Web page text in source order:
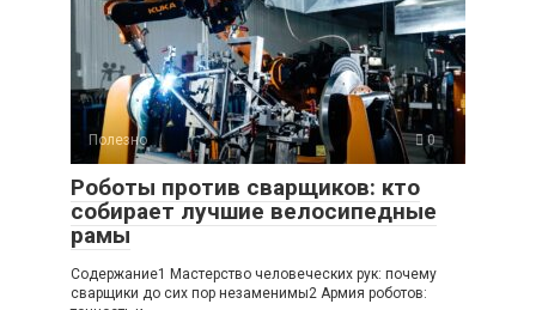
Полезно 0
Роботы против сварщиков: кто
собирает лучшие велосипедные
рамы
Содержание1 Мастерство человеческих рук: почему
сварщики до сих пор незаменимы2 Армия роботов: